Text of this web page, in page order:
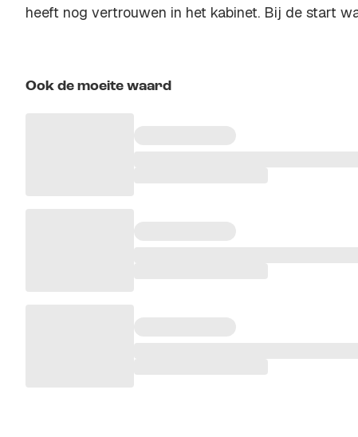
heeft nog vertrouwen in het kabinet. Bij de start
Ook de moeite waard